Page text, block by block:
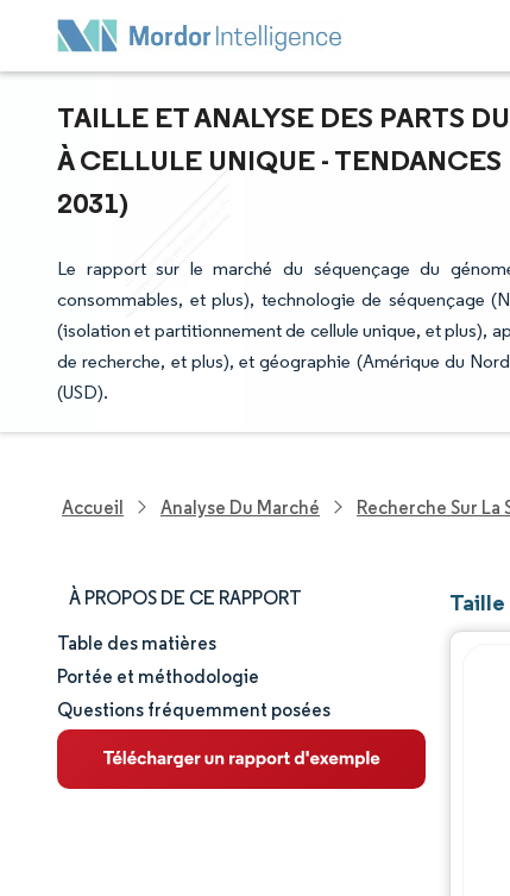
TAILLE ET ANALYSE DES PARTS
À CELLULE UNIQUE -
2031)
Le rapport sur le marché du séquençage du
consommables, et plus), technologie de séquençage
(isolation et partitionnement de cellule unique, et plus),
de recherche, et plus), et géographie (Amérique du
(USD).
Accueil Analyse Du Marché Recherche Sur La
À PROPOS DE CE RAPPORT
Taille et part de marché
Analyse du marché
Tendances et perspectives
Table des matières
Portée et méthodologie
Questions fréquemment posées